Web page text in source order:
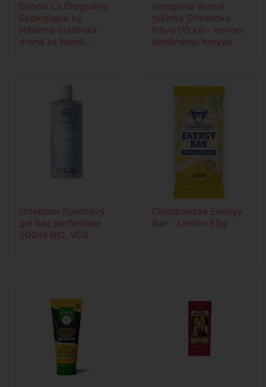
Ecodis La Droguerie
Ecologique by
Měděná drátěnka -
drsná ke špíně,
Incognito Vonné
tyčinky Citronová
tráva (10 ks) - nevoní
obtížnému hmyzu
Urtekram Sprchový
gel bez parfemace
500ml BIO, VEG
Chimpanzee Energy
Bar - Lemon 55g